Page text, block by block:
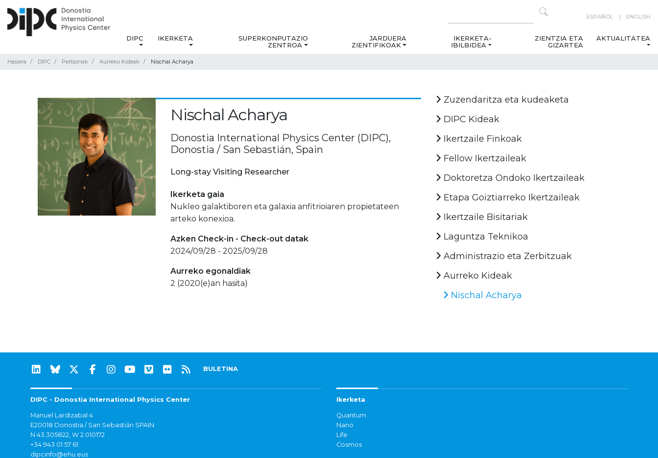
ESPAÑOL ENGLISH
DIPC IKERKETA
SUPERKONPUTAZIO
ZENTROA
JARDUERA
ZIENTIFIKOAK
IKERKETA-
IBILBIDEA
ZIENTZIA ETA
GIZARTEA
AKTUALITATEA
Hasiera DIPC Pertsonak Aurreko Kideak Nischal Acharya
Nischal Acharya
Donostia International Physics Center (DIPC),
Donostia / San Sebastián, Spain
Long-stay Visiting Researcher
Ikerketa gaia
Nukleo galaktiboren eta galaxia anfitrioiaren propietateen
arteko konexioa.
Azken Check-in - Check-out datak
2024/09/28 - 2025/09/28
Aurreko egonaldiak
2 (2020(e)an hasita)
Zuzendaritza eta kudeaketa
DIPC Kideak
Ikertzaile Finkoak
Fellow Ikertzaileak
Doktoretza Ondoko Ikertzaileak
Etapa Goiztiarreko Ikertzaileak
Ikertzaile Bisitariak
Laguntza Teknikoa
Administrazio eta Zerbitzuak
Aurreko Kideak
Nischal Acharya
BULETINA
DIPC - Donostia International Physics Center
Manuel Lardizabal 4
E20018 Donostia / San Sebastián SPAIN
N 43.305822, W 2.010172
+34 943 01 57 61
dipcinfo@ehu.eus
Ikerketa
Quantum
Nano
Life
Cosmos